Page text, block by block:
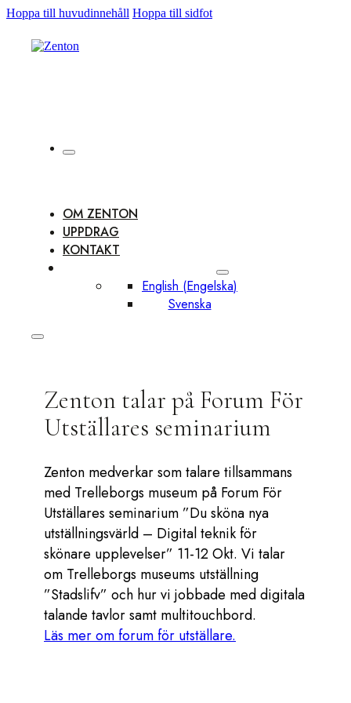
Hoppa till huvudinnehåll Hoppa till sidfot
OM ZENTON
UPPDRAG
KONTAKT
English (Engelska)
Svenska
Zenton talar på Forum För
Utställares seminarium
Zenton medverkar som talare tillsammans
med Trelleborgs museum på Forum För
Utställares seminarium ”Du sköna nya
utställningsvärld – Digital teknik för
skönare upplevelser” 11-12 Okt. Vi talar
om Trelleborgs museums utställning
”Stadslifv” och hur vi jobbade med digitala
talande tavlor samt multitouchbord.
Läs mer om forum för utställare.